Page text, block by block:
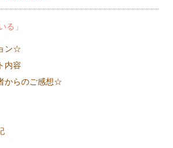
る」
ン☆
内容
からのご感想☆